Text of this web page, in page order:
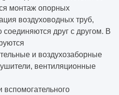
монтаж опорных
воздуховодных труб,
соединяются друг с другом. В
и воздухозаборные
вентиляционные
вспомогательного